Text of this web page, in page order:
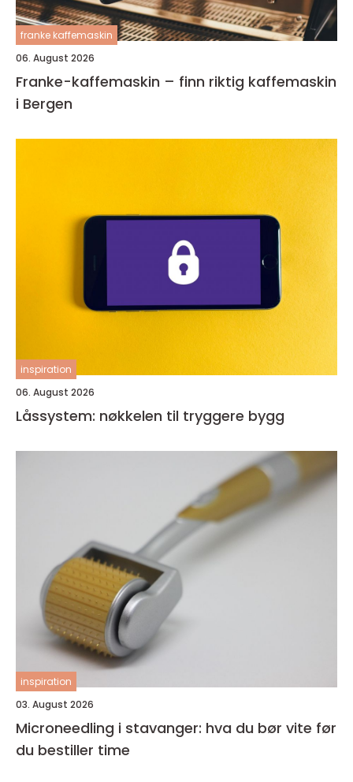
franke kaffemaskin
06. August 2026
Franke-kaffemaskin – finn riktig kaffemaskin
i Bergen
inspiration
06. August 2026
Låssystem: nøkkelen til tryggere bygg
inspiration
03. August 2026
Microneedling i stavanger: hva du bør vite før
du bestiller time